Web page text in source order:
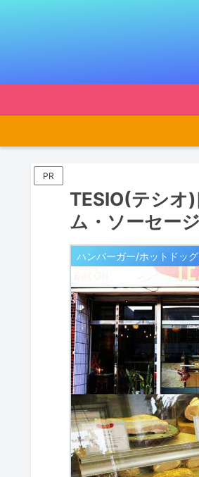
PR
TESIO(テシオ
ム・ソーセー
ハンバーガー/ホットドッグ